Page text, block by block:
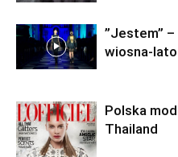
”Jestem”
wiosna-
Polska
Thailand